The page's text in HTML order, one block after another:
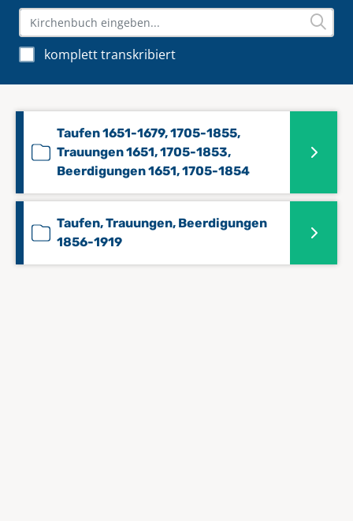
komplett transkribiert
Taufen 1651-1679, 1705-1855,
Trauungen 1651, 1705-1853,
Beerdigungen 1651, 1705-1854
Taufen, Trauungen, Beerdigungen
1856-1919